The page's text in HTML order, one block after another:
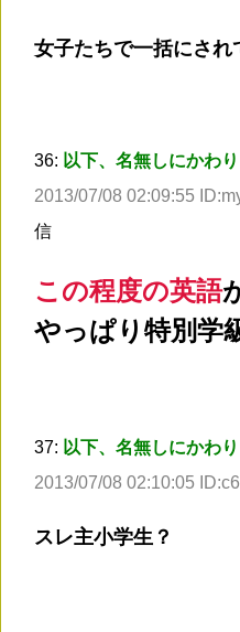
女子たちで一括にされ
36: 以下、名無しにかわ
2013/07/08 02:09:55
信
この程度の英語
やっぱり特別学
37: 以下、名無しにかわ
2013/07/08 02:10:05
スレ主小学生？